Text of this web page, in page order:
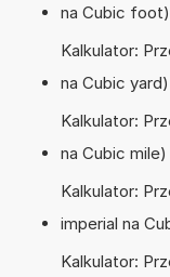
na Cubic foot)
Kalkulator:
na Cubic yard)
Kalkulator:
na Cubic mile)
Kalkulator:
imperial na
Kalkulator: